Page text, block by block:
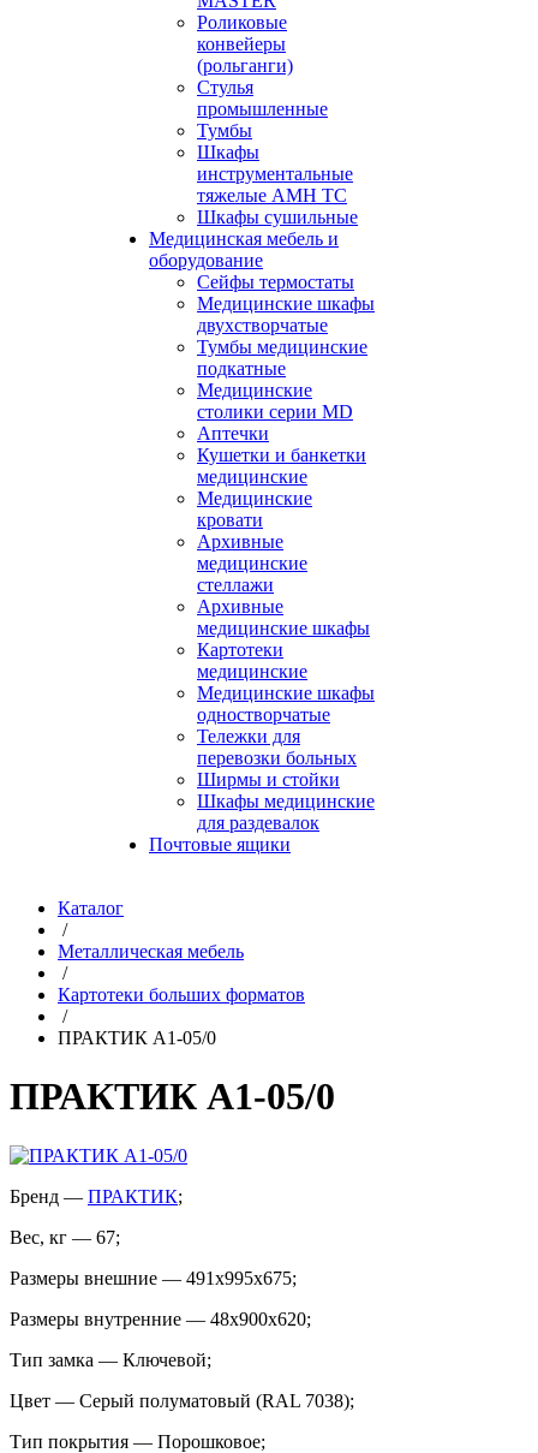
Роликовые
конвейеры
(рольганги)
Стулья
промышленные
Тумбы
Шкафы
инструментальные
тяжелые АМН ТС
Шкафы сушильные
Медицинская мебель и
оборудование
Сейфы термостаты
Медицинские шкафы
двухстворчатые
Тумбы медицинские
подкатные
Медицинские
столики серии MD
Аптечки
Кушетки и банкетки
медицинские
Медицинские
кровати
Архивные
медицинские
стеллажи
Архивные
медицинские шкафы
Картотеки
медицинские
Медицинские шкафы
одностворчатые
Тележки для
перевозки больных
Ширмы и стойки
Шкафы медицинские
для раздевалок
Почтовые ящики
Каталог
/
Металлическая мебель
/
Картотеки больших форматов
/
ПРАКТИК A1-05/0
ПРАКТИК A1-05/0
Бренд — ПРАКТИК;
Вес, кг — 67;
Размеры внешние — 491x995x675;
Размеры внутренние — 48x900x620;
Тип замка — Ключевой;
Цвет — Cерый полуматовый (RAL 7038);
Тип покрытия — Порошковое;